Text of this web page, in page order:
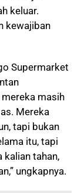
keluar.
kewajiban
Supermarket
mereka masih
Mereka
tapi bukan
itu, tapi
kalian tahan,
ungkapnya.